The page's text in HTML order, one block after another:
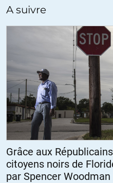
A suivre
Grâce aux
citoyens noirs de
par Spencer Woodman